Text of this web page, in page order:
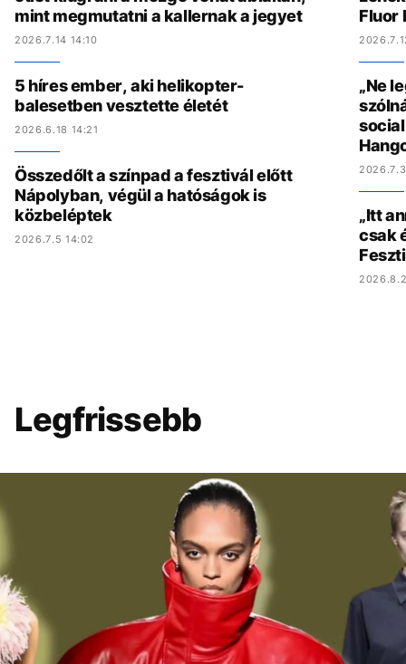
mint megmutatni a kallernak a jegyet
2026.7.14 14:10
5 híres ember, aki helikopter-
balesetben vesztette életét
2026.6.18 14:21
Összedőlt a színpad a fesztivál előtt
Nápolyban, végül a hatóságok is
közbeléptek
2026.7.5 14:02
Fluor
„Ne
„Itt
csak
Legfrissebb